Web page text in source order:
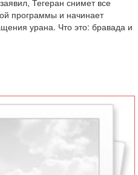
Тегеран снимет все
программы и начинает
урана. Что это: бравада и